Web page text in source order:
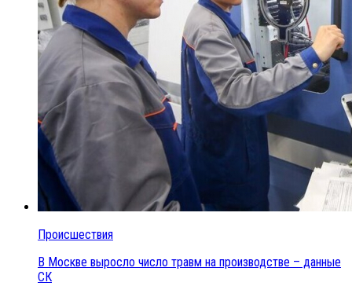
Происшествия
В Москве выросло число травм на производстве – данные
СК